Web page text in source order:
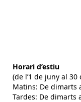
Horari d’estiu
(de l’1 de juny al
Matins: De dimarts
Tardes: De dimarts